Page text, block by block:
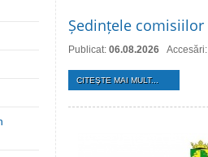
Ședințele
Publicat: 06.08.2026
CITEŞTE MAI MULT...